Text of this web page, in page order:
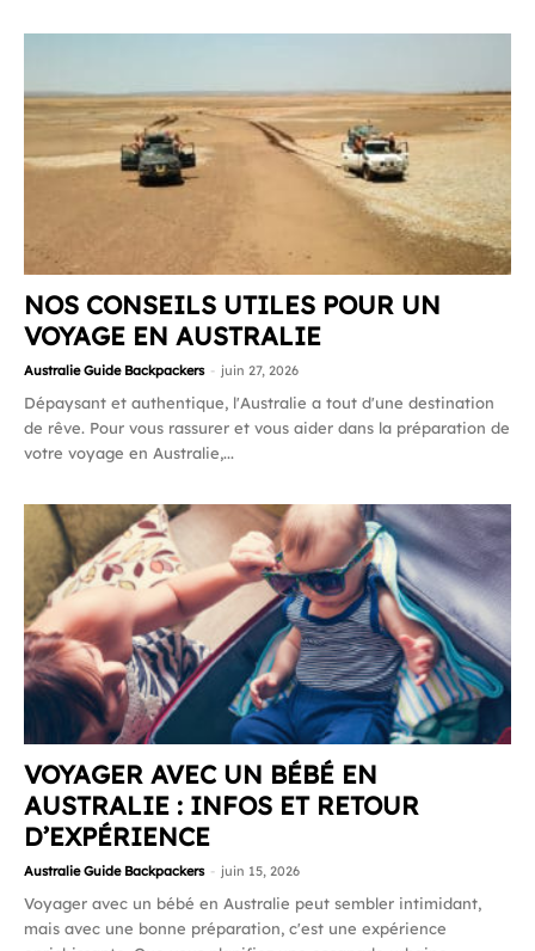
NOS CONSEILS UTILES POUR UN
VOYAGE EN AUSTRALIE
Australie Guide Backpackers - juin 27, 2026
Dépaysant et authentique, l'Australie a tout d'une destination
de rêve. Pour vous rassurer et vous aider dans la préparation de
votre voyage en Australie,...
VOYAGER AVEC UN BÉBÉ EN
AUSTRALIE : INFOS ET RETOUR
D’EXPÉRIENCE
Australie Guide Backpackers - juin 15, 2026
Voyager avec un bébé en Australie peut sembler intimidant,
mais avec une bonne préparation, c'est une expérience